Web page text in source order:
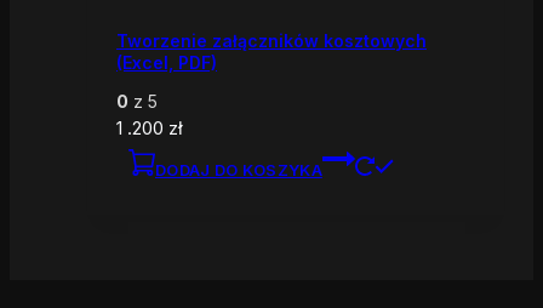
Tworzenie załączników kosztowych
(Excel, PDF)
0 z 5
1 .200 zł
DODAJ DO KOSZYKA